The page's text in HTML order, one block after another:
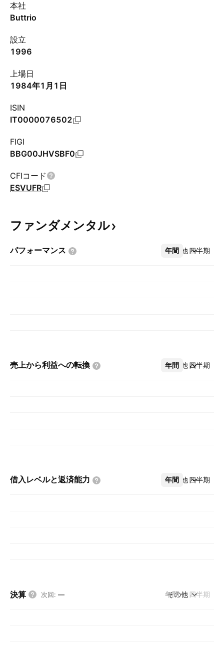
本社
Buttrio
設立
1996
上場日
1984年1月1日
ISIN
IT0000076502
FIGI
BBG00JHVSBF0
CFIコード
ESVUFR
ファンダメンタル
パフォーマンス 年間 四半期
その他
売上から利益への転換 年間 四半期
その他
借入レベルと返済能力 年間 四半期
その他
決算 次回: — 年間 四半期
その他